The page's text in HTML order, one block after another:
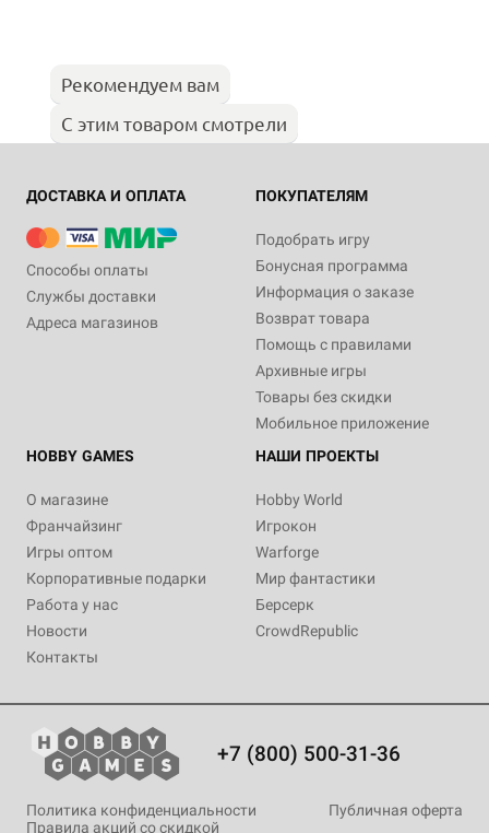
Рекомендуем вам
С этим товаром смотрели
ДОСТАВКА И ОПЛАТА
Способы оплаты
Службы доставки
Адреса магазинов
ПОКУПАТЕЛЯМ
Подобрать игру
Бонусная программа
Информация о заказе
Возврат товара
Помощь с правилами
Архивные игры
Товары без скидки
Мобильное приложение
HOBBY GAMES
О магазине
Франчайзинг
Игры оптом
Корпоративные подарки
Работа у нас
Новости
Контакты
НАШИ ПРОЕКТЫ
Hobby World
Игрокон
Warforge
Мир фантастики
Берсерк
CrowdRepublic
+7 (800) 500-31-36
Политика конфиденциальности
Публичная оферта
Правила акций со скидкой